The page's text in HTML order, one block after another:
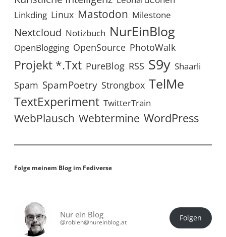
Linkding Linux Mastodon Milestone
Nextcloud Notizbuch NurEinBlog
OpenBlogging OpenSource PhotoWalk
Projekt *.txt PureBlog RSS S9y Shaarli
Spam SpamPoetry Strongbox TelMe
TextExperiment TwitterTrain
WebPlausch Webtermine WordPress
Folge meinem Blog im Fediverse
Nur ein Blog
@roblen@nureinblog.at Folgen